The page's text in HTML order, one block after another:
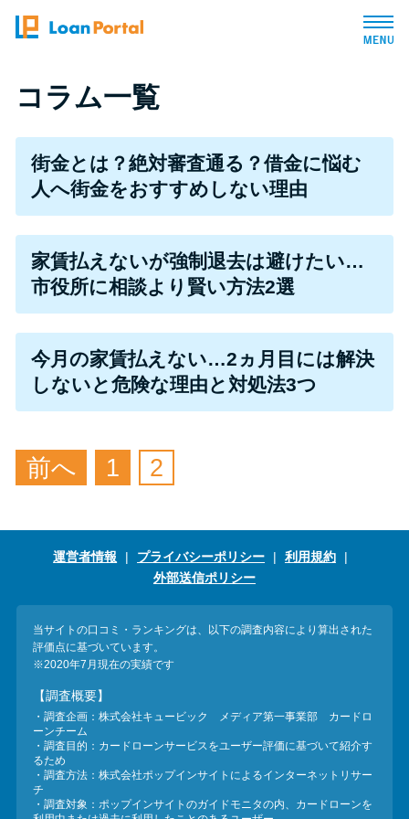
トップページ
総合人気ランキング
とにかくすぐ借りたい方向け
バレずに借りたい方向け
審査が不安な方向け
カードローン診断
特集ページ
リボ払いをそのまま払いきると
損！
カードローンの見直しで40万円
ードローン
コラム一覧
街金とは？絶対審査通る？借金に悩む
人へ街金をおすすめしない理由
家賃払えないが強制退去は避けたい…
市役所に相談より賢い方法2選
今月の家賃払えない…2ヵ月目には解決
しないと危険な理由と対処法3つ
前へ 1 2
運営者情報 プライバシーポリシー
利用規約
外部送信ポリシー
当サイトの口コミ・ランキングは、以下の調査内容により算出された
評価点に基づいています。
※2020年7月現在の実績です
【調査概要】
・調査企画：株式会社キュービック メディア第一事業部 カードロ
ーンチーム
・調査目的：カードローンサービスをユーザー評価に基づいて紹介す
るため
・調査方法：株式会社ポップインサイトによるインターネットリサー
チ
・調査対象：ポップインサイトのガイドモニタの内、カードローンを